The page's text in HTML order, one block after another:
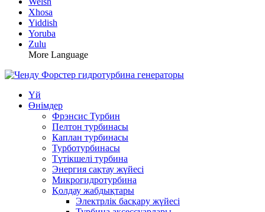
Xhosa
Yiddish
Yoruba
Zulu
More Language
Үй
Өнімдер
Фрэнсис Турбин
Пелтон турбинасы
Каплан турбинасы
Турботурбинасы
Түтікшелі турбина
Энергия сақтау жүйесі
Микрогидротурбина
Қолдау жабдықтары
Электрлік басқару жүйесі